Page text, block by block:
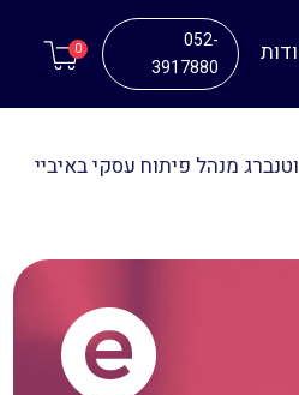
052-
3917880
0
דולב רוטנברג מנהל פיתוח עסקי באיביי